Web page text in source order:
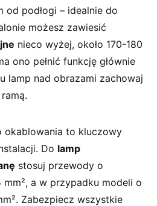
od ⁤podłogi – idealnie do
możesz zawiesić
nieco‌ wyżej, około 170-180
ono pełnić funkcję głównie
lamp nad‍ obrazami‌ zachowaj
okablowania to kluczowy
Do lamp​
⁢stosuj przewody⁢ o
mm², a w przypadku ⁢modeli o⁣
Zabezpiecz wszystkie